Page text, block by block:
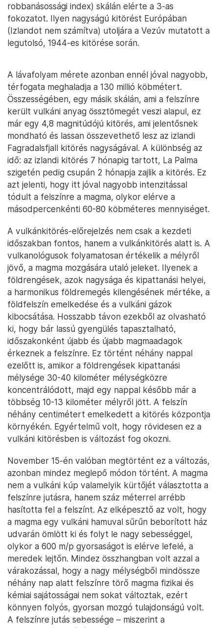
robbanásossági index) skálán elérte a 3-as
fokozatot. Ilyen nagyságú kitörést Európában
(Izlandot nem számítva) utoljára a Vezúv mutatott a
legutolsó, 1944-es kitörése során.
A lávafolyam mérete azonban ennél jóval nagyobb,
térfogata meghaladja a 130 millió köbmétert.
Összességében, egy másik skálán, ami a felszínre
került vulkáni anyag össztömegét veszi alapul, ez
már egy 4,8 magnitúdójú kitörés, ami jelentősnek
mondható és lassan összevethető lesz az izlandi
Fagradalsfjall kitörés nagyságával. A különbség az
idő: az izlandi kitörés 7 hónapig tartott, La Palma
szigetén pedig csupán 2 hónapja zajlik a kitörés. Ez
azt jelenti, hogy itt jóval nagyobb intenzitással
tódult a felszínre a magma, olykor elérve a
másodpercenkénti 60-80 köbméteres mennyiséget.
A vulkánkitörés-előrejelzés nem csak a kezdeti
időszakban fontos, hanem a vulkánkitörés alatt is. A
vulkanológusok folyamatosan értékelik a mélyről
jövő, a magma mozgására utaló jeleket. Ilyenek a
földrengések, azok nagysága és kipattanási helyei,
a harmonikus földremegés kilengésének mértéke, a
földfelszín emelkedése és a vulkáni gázok
kibocsátása. Hosszabb távon ezekből az olvasható
ki, hogy bár lassú gyengülés tapasztalható,
időszakonként újabb és újabb magmaadagok
érkeznek a felszínre. Ez történt néhány nappal
ezelőtt is, amikor a földrengések kipattanási
mélysége 30-40 kilométer mélységközre
koncentrálódott, majd egy nappal később már a
többség 10-13 kilométer mélyről jött. A felszín
néhány centimétert emelkedett a kitörés központja
környékén. Egyértelmű volt, hogy rövidesen ez a
vulkáni kitörésben is változást fog okozni.
November 15-én valóban megtörtént ez a változás,
azonban mindez meglepő módon történt. A magma
nem a vulkáni kúp valamelyik kürtőjét választotta a
felszínre jutásra, hanem száz méterrel arrébb
hasította fel a felszínt. Az elképesztő az volt, hogy
a magma egy vulkáni hamuval sűrűn beborított ház
udvarán ömlött ki és folyt le nagy sebességgel,
olykor a 600 m/p gyorsaságot is elérve lefelé, a
meredek lejtőn. Mindez összhangban volt azzal a
várakozással, hogy a nagy mélységből mindössze
néhány nap alatt felszínre törő magma fizikai és
kémiai sajátosságai nem sokat változtak, ezért
könnyen folyós, gyorsan mozgó tulajdonságú volt.
A felszínre jutás sebessége – miszerint a